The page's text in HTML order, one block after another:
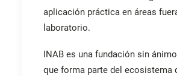
aplicación práctica en áreas
laboratorio.
INAB es una fundación sin
que forma parte del ecosistema